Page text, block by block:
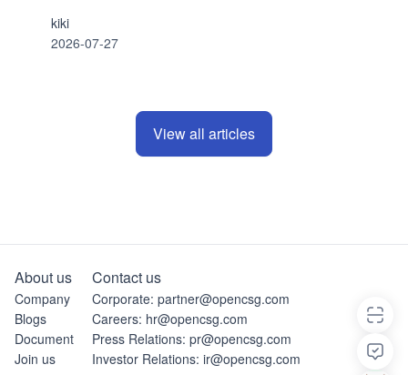
kiki
2026-07-27
View all articles
About us
Company
Blogs
Document
Join us
Contact us
Corporate: partner@opencsg.com
Careers: hr@opencsg.com
Press Relations: pr@opencsg.com
Investor Relations: ir@opencsg.com